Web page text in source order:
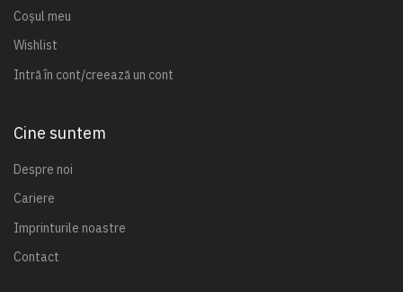
Coșul meu
Wishlist
Intră în cont/creează un cont
Cine suntem
Despre noi
Cariere
Imprinturile noastre
Contact